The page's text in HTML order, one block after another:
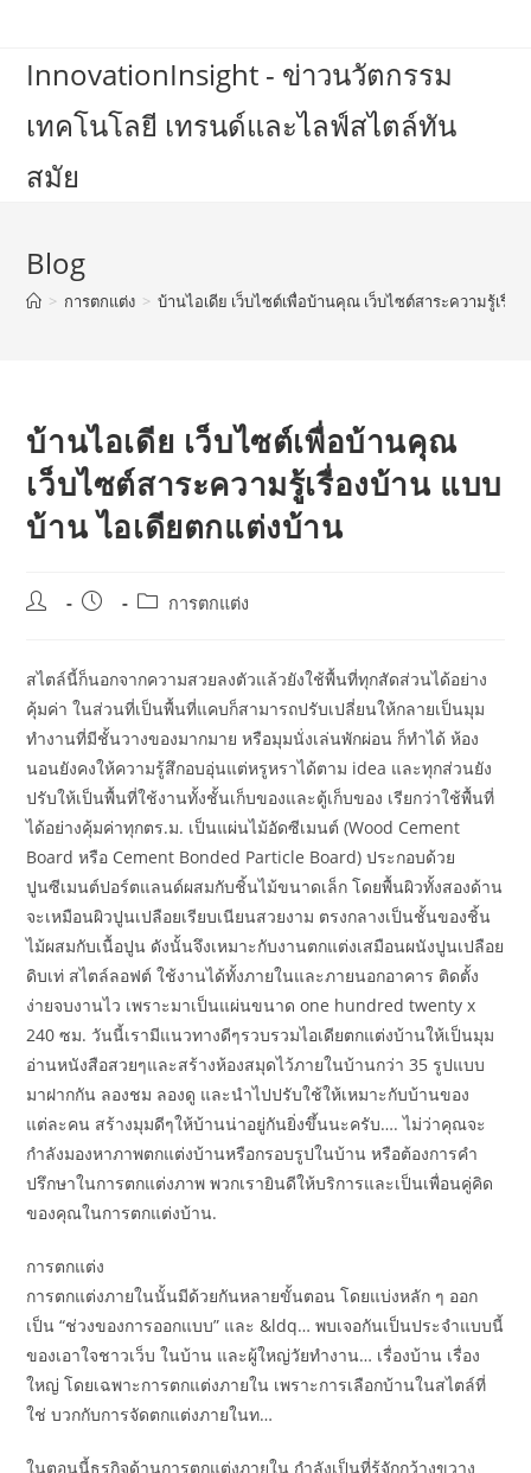
contentInnovationInsight - ข่าวนวัตกรรม
เทคโนโลยี เทรนด์และไลฟ์สไตล์ทัน
สมัย
Blog
> การตกแต่ง > บ้านไอเดีย เว็บไซต์เพื่อบ้านคุณ เว็บไซต์สาระความรู้เรื่อ
บ้านไอเดีย เว็บไซต์เพื่อบ้านคุณ
เว็บไซต์สาระความรู้เรื่องบ้าน แบบ
บ้าน ไอเดียตกแต่งบ้าน
Post
Post
Postการตกแต่ง
สไตล์นี้ก็นอกจากความสวยลงตัวแล้วยังใช้พื้นที่ทุกสัดส่วนได้อย่าง
คุ้มค่า ในส่วนที่เป็นพื้นที่แคบก็สามารถปรับเปลี่ยนให้กลายเป็นมุม
ทำงานที่มีชั้นวางของมากมาย หรือมุมนั่งเล่นพักผ่อน ก็ทำได้ ห้อง
นอนยังคงให้ความรู้สึกอบอุ่นแต่หรูหราได้ตาม idea และทุกส่วนยัง
ปรับให้เป็นพื้นที่ใช้งานทั้งชั้นเก็บของและตู้เก็บของ เรียกว่าใช้พื้นที่
ได้อย่างคุ้มค่าทุกตร.ม. เป็นแผ่นไม้อัดซีเมนต์ (Wood Cement
Board หรือ Cement Bonded Particle Board) ประกอบด้วย
ปูนซีเมนต์ปอร์ตแลนด์ผสมกับชิ้นไม้ขนาดเล็ก โดยพื้นผิวทั้งสองด้าน
จะเหมือนผิวปูนเปลือยเรียบเนียนสวยงาม ตรงกลางเป็นชั้นของชิ้น
ไม้ผสมกับเนื้อปูน ดังนั้นจึงเหมาะกับงานตกแต่งเสมือนผนังปูนเปลือย
ดิบเท่ สไตล์ลอฟต์ ใช้งานได้ทั้งภายในและภายนอกอาคาร ติดตั้ง
ง่ายจบงานไว เพราะมาเป็นแผ่นขนาด one hundred twenty x
240 ซม. วันนี้เรามีแนวทางดีๆรวบรวมไอเดียตกแต่งบ้านให้เป็นมุม
อ่านหนังสือสวยๆและสร้างห้องสมุดไว้ภายในบ้านกว่า 35 รูปแบบ
มาฝากกัน ลองชม ลองดู และนำไปปรับใช้ให้เหมาะกับบ้านของ
แต่ละคน สร้างมุมดีๆให้บ้านน่าอยู่กันยิ่งขึ้นนะครับ…. ไม่ว่าคุณจะ
กำลังมองหาภาพตกแต่งบ้านหรือกรอบรูปในบ้าน หรือต้องการคำ
ปรึกษาในการตกแต่งภาพ พวกเรายินดีให้บริการและเป็นเพื่อนคู่คิด
ของคุณในการตกแต่งบ้าน.
การตกแต่ง
การตกแต่งภายในนั้นมีด้วยกันหลายขั้นตอน โดยแบ่งหลัก ๆ ออก
เป็น “ช่วงของการออกแบบ” และ &ldq… พบเจอกันเป็นประจำแบบนี้
ของเอาใจชาวเว็บ ในบ้าน และผู้ใหญ่วัยทำงาน… เรื่องบ้าน เรื่อง
ใหญ่ โดยเฉพาะการตกแต่งภายใน เพราะการเลือกบ้านในสไตล์ที่
ใช่ บวกกับการจัดตกแต่งภายในท…
ในตอนนี้ธุรกิจด้านการตกแต่งภายใน กำลังเป็นที่รู้จักกว้างขวาง